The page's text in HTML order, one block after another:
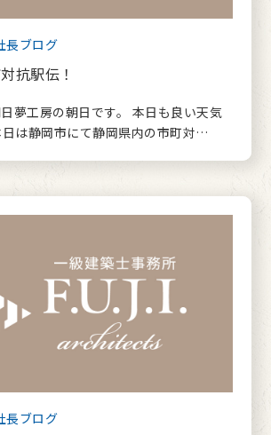
長ブログ
抗駅伝！
夢工房の朝日です。 本日も良い天気
日は静岡市にて静岡県内の市町対…
長ブログ